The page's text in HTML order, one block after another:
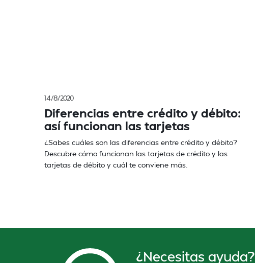
14/8/2020
Diferencias entre crédito y débito:
así funcionan las tarjetas
¿Sabes cuáles son las diferencias entre crédito y débito?
Descubre cómo funcionan las tarjetas de crédito y las
tarjetas de débito y cuál te conviene más.
¿Necesitas ayuda?